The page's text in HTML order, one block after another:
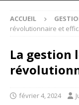
ACCUEIL
révolutionnaire et
La gestion
février 4, 2024